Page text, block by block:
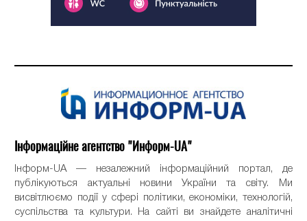
Інформаційне агентство "Информ-UA"
Інформ-UA — незалежний інформаційний портал, де
публікуються актуальні новини України та світу. Ми
висвітлюємо події у сфері політики, економіки, технологій,
суспільства та культури. На сайті ви знайдете аналітичні